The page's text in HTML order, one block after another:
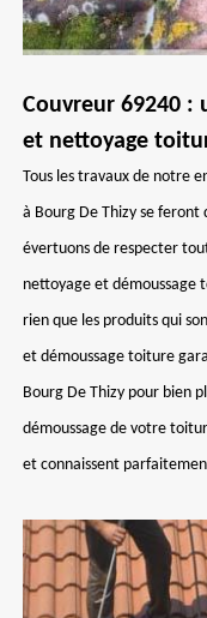
Couvreur 69240 :
et nettoyage
Tous les travaux de notre
à Bourg De Thizy se feront
évertuons de respecter
nettoyage et démoussage
rien que les produits qui
et démoussage toiture
Bourg De Thizy pour bien
démoussage de votre
et connaissent